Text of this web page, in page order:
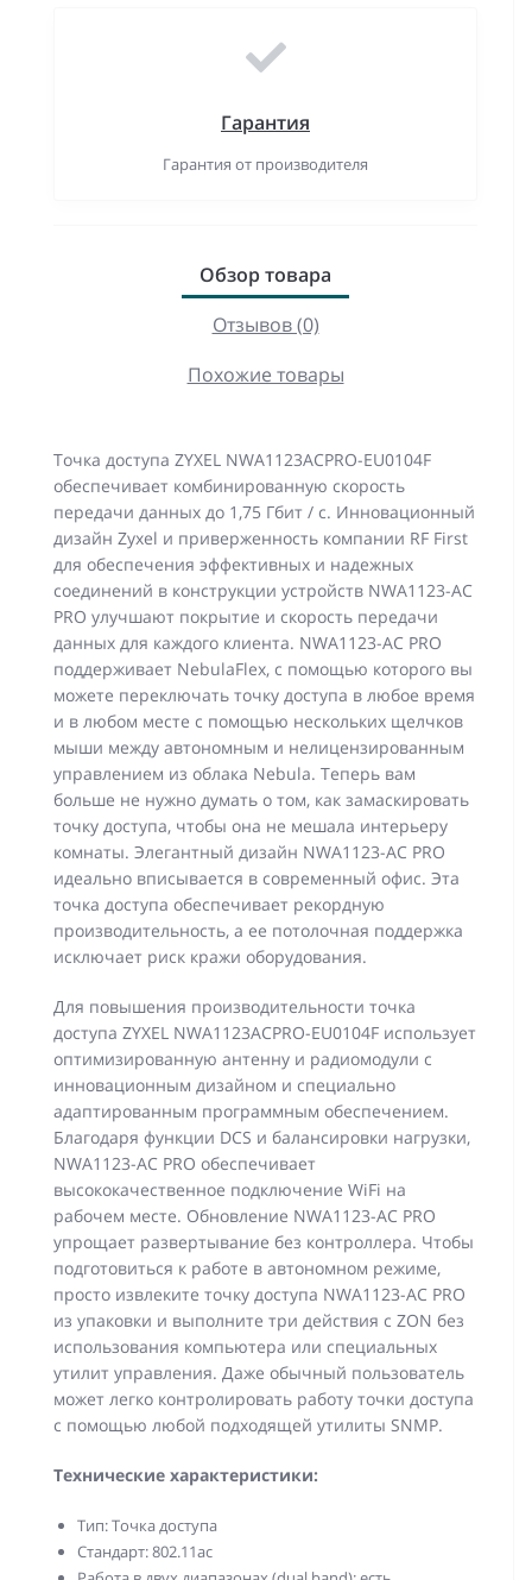
Гарантия
Гарантия от производителя
Обзор товара
Отзывов (0)
Похожие товары
Точка доступа ZYXEL NWA1123ACPRO-EU0104F
обеспечивает комбинированную скорость
передачи данных до 1,75 Гбит / с. Инновационный
дизайн Zyxel и приверженность компании RF First
для обеспечения эффективных и надежных
соединений в конструкции устройств NWA1123-AC
PRO улучшают покрытие и скорость передачи
данных для каждого клиента. NWA1123-AC PRO
поддерживает NebulaFlex, с помощью которого вы
можете переключать точку доступа в любое время
и в любом месте с помощью нескольких щелчков
мыши между автономным и нелицензированным
управлением из облака Nebula. Теперь вам
больше не нужно думать о том, как замаскировать
точку доступа, чтобы она не мешала интерьеру
комнаты. Элегантный дизайн NWA1123-AC PRO
идеально вписывается в современный офис. Эта
точка доступа обеспечивает рекордную
производительность, а ее потолочная поддержка
исключает риск кражи оборудования.
Для повышения производительности точка
доступа ZYXEL NWA1123ACPRO-EU0104F использует
оптимизированную антенну и радиомодули с
инновационным дизайном и специально
адаптированным программным обеспечением.
Благодаря функции DCS и балансировки нагрузки,
NWA1123-AC PRO обеспечивает
высококачественное подключение WiFi на
рабочем месте. Обновление NWA1123-AC PRO
упрощает развертывание без контроллера. Чтобы
подготовиться к работе в автономном режиме,
просто извлеките точку доступа NWA1123-AC PRO
из упаковки и выполните три действия с ZON без
использования компьютера или специальных
утилит управления. Даже обычный пользователь
может легко контролировать работу точки доступа
с помощью любой подходящей утилиты SNMP.
Технические характеристики:
Тип: Точка доступа
Стандарт: 802.11ac